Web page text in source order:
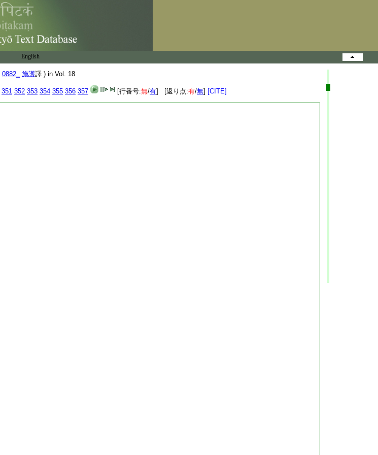
English
0882_ 施護譯 ) in Vol. 18
351 352 353 354 355 356 357 [行番号:無/有] [返り点:有/無] [CITE]